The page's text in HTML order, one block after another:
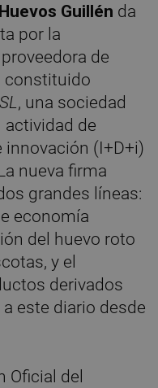
Huevos Guillén da
por la
de
constituido
, una sociedad
actividad de
innovación (I+D+i)
nueva firma
grandes líneas:
economía
del huevo roto
y el
derivados
este diario desde
Oficial del